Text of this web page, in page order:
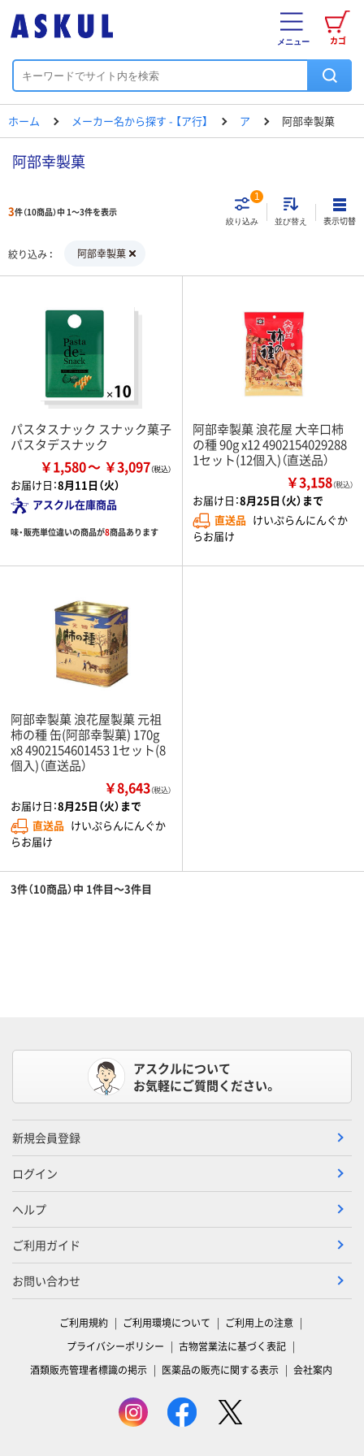
カゴ
メニュー
ホーム メーカー名から探す - 【ア行】 ア 阿部幸製菓
阿部幸製菓
3件（10商品）中 1～3件を表示
絞り込み
1
並び替え 表示切替
絞り込み 阿部幸製菓
パスタスナック スナック菓子
パスタデスナック
￥1,580 ￥3,097
お届け日：8月11日（火）
アスクル在庫商品
味・販売単位違いの商品が8商品あります
阿部幸製菓 浪花屋 大辛口柿
の種 90g x12 4902154029288
1セット(12個入)（直送品）
￥3,158（税込）
お届け日：8月25日（火）まで
直送品 けいぷらんにんぐか
らお届け
阿部幸製菓 浪花屋製菓 元祖
柿の種 缶(阿部幸製菓) 170g
x8 4902154601453 1セット(8
個入)（直送品）
￥8,643（税込）
お届け日：8月25日（火）まで
直送品 けいぷらんにんぐか
らお届け
3件（10商品）中 1件目～3件目
アスクルについて
お気軽にご質問ください。
新規会員登録
ログイン
ヘルプ
ご利用ガイド
お問い合わせ
ご利用規約 ご利用環境について
ご利用上の注意
プライバシーポリシー
古物営業法に基づく表記
酒類販売管理者標識の掲示
医薬品の販売に関する表示 会社案内